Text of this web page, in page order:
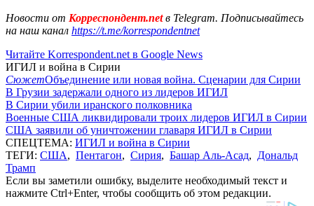
Новости от Корреспондент.netв Telegram. Подписывайтесь
на наш канал https://t.me/korrespondentnet
Читайте Korrespondent.net в Google News
ИГИЛ и война в Сирии
СюжетОбъединение или новая война. Сценарии для Сирии
В Грузии задержали одного из лидеров ИГИЛ
В Сирии убили иранского полковника
Военные США ликвидировали троих лидеров ИГИЛ в Сирии
США заявили об уничтожении главаря ИГИЛ в Сирии
СПЕЦТЕМА: ИГИЛ и война в Сирии
ТЕГИ: США, Пентагон, Сирия, Башар Аль-Асад, Дональд
Трамп
Если вы заметили ошибку, выделите необходимый текст и
нажмите Ctrl+Enter, чтобы сообщить об этом редакции.